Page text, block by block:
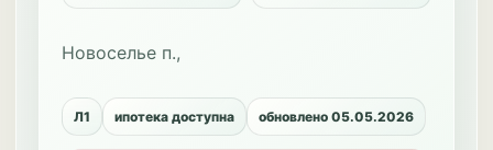
Новоселье п.,
Л1 ипотека доступна обновлено 05.05.2026